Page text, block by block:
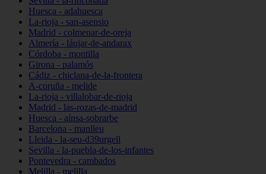
Huesca - adahuesca
La-rioja - san-asensio
Madrid - colmenar-de-oreja
Almería - láujar-de-andarax
Córdoba - montilla
Girona - palamós
Cádiz - chiclana-de-la-frontera
A-coruña - melide
La-rioja - villalobar-de-rioja
Madrid - las-rozas-de-madrid
Huesca - aínsa-sobrarbe
Barcelona - manlleu
Lleida - la-seu-d39urgell
Sevilla - la-puebla-de-los-infantes
Pontevedra - cambados
Melilla - melilla